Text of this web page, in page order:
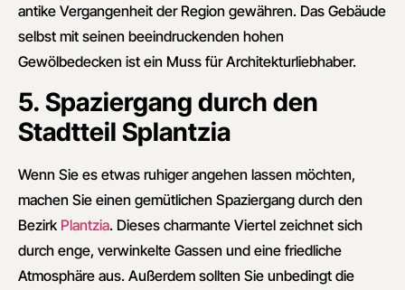
antike Vergangenheit der Region gewähren. Das Gebäude
selbst mit seinen beeindruckenden hohen
Gewölbedecken ist ein Muss für Architekturliebhaber.
5. Spaziergang durch den
Stadtteil Splantzia
Wenn Sie es etwas ruhiger angehen lassen möchten,
machen Sie einen gemütlichen Spaziergang durch den
Bezirk Plantzia. Dieses charmante Viertel zeichnet sich
durch enge, verwinkelte Gassen und eine friedliche
Atmosphäre aus. Außerdem sollten Sie unbedingt die